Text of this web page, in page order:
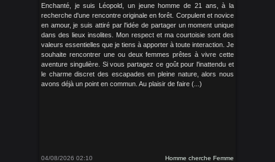
Enchanté, je suis Léopold, un jeune homme de 21 ans, à la
recherche d'une rencontre originale en forêt. Corpulent et novice
en amour, je suis attiré par l'idée de partager un moment unique
dans des lieux insolites. Mon respect et ma courtoisie sont des
valeurs essentielles que je tiens à apporter à toute interaction. Je
souhaite rencontrer une ou deux femmes prêtes à vivre cette
aventure singulière. Si vous partagez ce goût pour l'inattendu et
le charme discret des escapades en pleine nature, alors nous
avons déjà un point en commun. Au plaisir de faire (...)
04/08/2026 02:10 Homme cherche Femme